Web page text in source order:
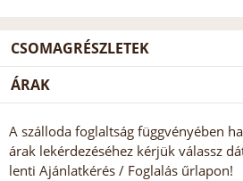
CSOMAGRÉSZLETEK
ÁRAK
A szálloda foglaltság függvényében
árak lekérdezéséhez kérjük válassz
lenti Ajánlatkérés / Foglalás űrlapon!